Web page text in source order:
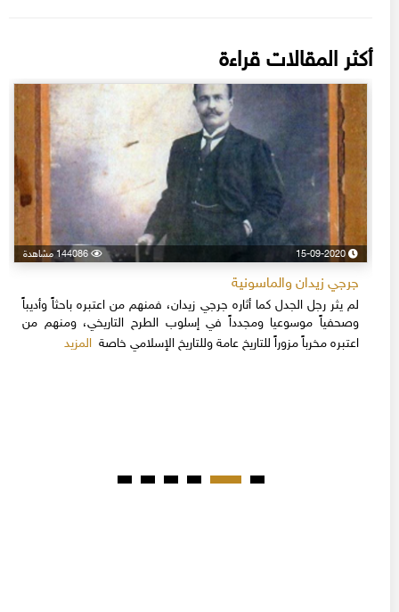
أكثر المقالات قراءة
15-09-2020 144086 مشاهدة
جرجي زيدان والماسونية
لم يثر رجل الجدل كما أثاره جرجي زيدان، فمنهم من اعتبره باحثاً وأديباً
وصحفياً موسوعيا ومجدداً في إسلوب الطرح التاريخي، ومنهم من
اعتبره مخرباً مزوراً للتاريخ عامة وللتاريخ الإسلامي خاصةالمزيد